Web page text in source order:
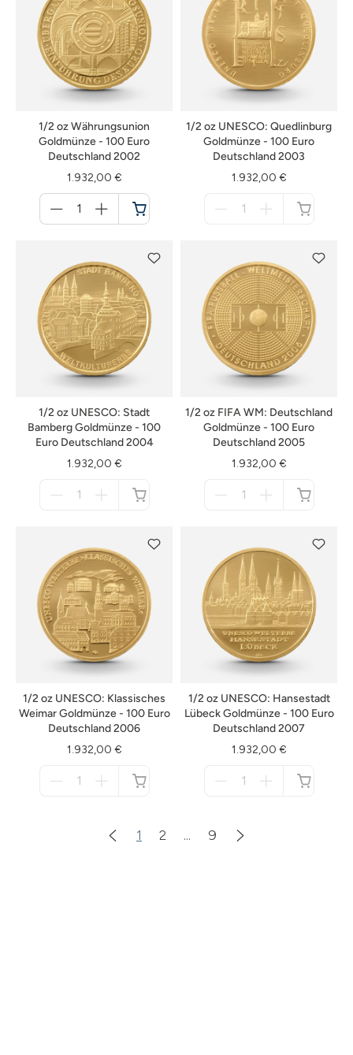
1/2 oz Währungsunion
Goldmünze - 100 Euro
Deutschland 2002
1.932,00 €
für
Warenkorb
1/2 oz UNESCO: Quedlinburg
Goldmünze - 100 Euro
Deutschland 2003
1.932,00 €
1/2 oz UNESCO: Stadt
Bamberg Goldmünze - 100
Euro Deutschland 2004
1.932,00 €
1/2 oz FIFA WM: Deutschland
Goldmünze - 100 Euro
Deutschland 2005
1.932,00 €
1/2 oz UNESCO: Klassisches
Weimar Goldmünze - 100 Euro
Deutschland 2006
1.932,00 €
1/2 oz UNESCO: Hansestadt
Lübeck Goldmünze - 100 Euro
Deutschland 2007
1.932,00 €
1 2 ... 9